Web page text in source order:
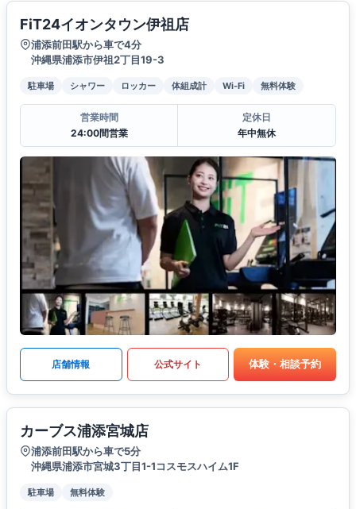
FiT24イオンタウン伊祖店
浦添前田駅から車で4分
沖縄県浦添市伊祖2丁目19-3
駐車場 シャワー ロッカー 体組成計 Wi-Fi 無料体験
営業時間
24:00間営業
定休日
年中無休
店舗情報 公式サイト 体験・相談予約
カーブス浦添宮城店
浦添前田駅から車で5分
沖縄県浦添市宮城3丁目1-1コスモスハイム1F
駐車場 無料体験